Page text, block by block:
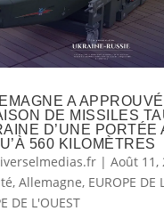
A
DE MISSILES
D’UNE PORTÉE
560 KILOMÈTRES
| Août 11,
, Allemagne, EUROPE DE
DE L'OUEST